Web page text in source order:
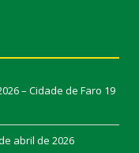
– Cidade de Faro 19
abril de 2026